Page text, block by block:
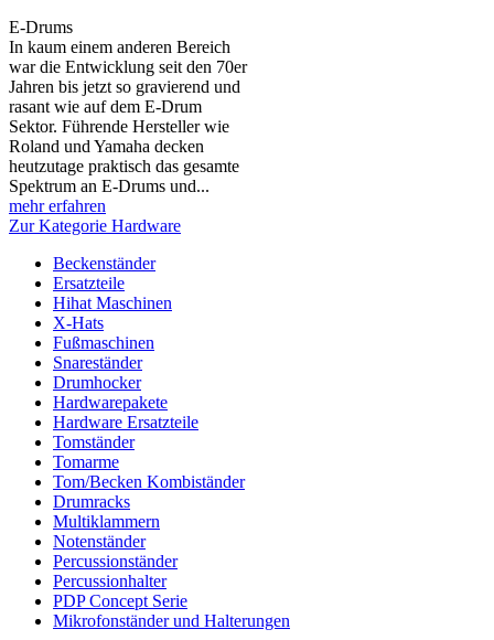
E-Drums
In kaum einem anderen Bereich
war die Entwicklung seit den 70er
Jahren bis jetzt so gravierend und
rasant wie auf dem E-Drum
Sektor. Führende Hersteller wie
Roland und Yamaha decken
heutzutage praktisch das gesamte
Spektrum an E-Drums und...
mehr erfahren
Zur Kategorie Hardware
Beckenständer
Ersatzteile
Hihat Maschinen
X-Hats
Fußmaschinen
Snareständer
Drumhocker
Hardwarepakete
Hardware Ersatzteile
Tomständer
Tomarme
Tom/Becken Kombiständer
Drumracks
Multiklammern
Notenständer
Percussionständer
Percussionhalter
PDP Concept Serie
Mikrofonständer und Halterungen